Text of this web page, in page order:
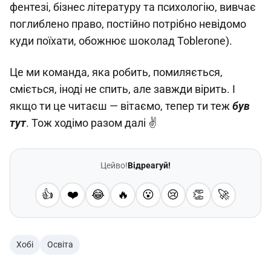
фентезі, бізнес літературу та психологію, вивчає
поглиблено право, постійно потрібно невідомо
куди поїхати, обожнює шоколад Toblerone).
Це ми команда, яка робить, помиляється,
сміється, іноді не спить, але завжди вірить. І
якщо ти це читаєш — вітаємо, тепер ти теж був
тут. Тож ходімо разом далі ✌️
Цейво!Відреагуй!
👍 ❤️ 😂 🔥 😮 😢 👏 🚀
Хобі Освіта